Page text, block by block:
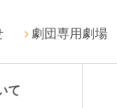
劇団専用劇場
て